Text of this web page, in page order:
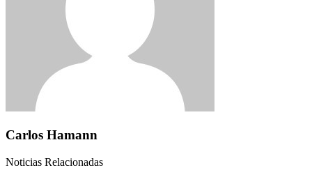
Carlos Hamann
Noticias Relacionadas